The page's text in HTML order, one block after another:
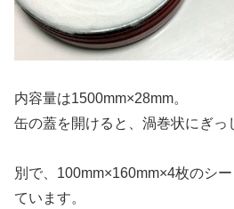
内容量は1500mm×28mm。
缶の蓋を開けると、渦巻状にぎっ
別で、100mm×160mm×4枚のシ
ています。